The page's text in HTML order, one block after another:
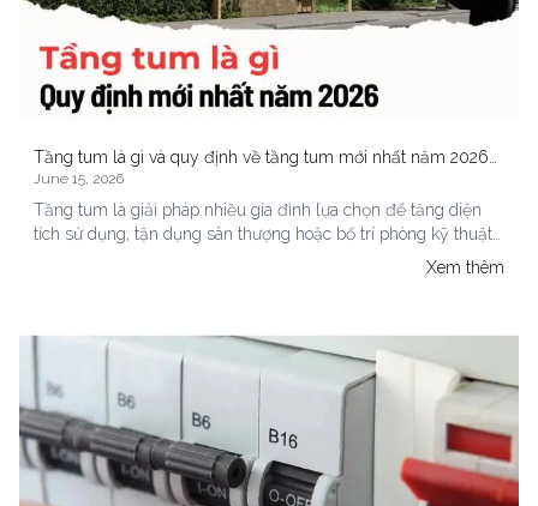
Tầng tum là gì và quy định về tầng tum mới nhất năm 2026
khi làm nhà phố
June 15, 2026
Tầng tum là giải pháp nhiều gia đình lựa chọn để tăng diện
tích sử dụng, tận dụng sân thượng hoặc bố trí phòng kỹ thuật
trong nhà phố. Tuy nhiên, không ít gia chủ vẫn nhầm lẫn giữa
Xem thêm